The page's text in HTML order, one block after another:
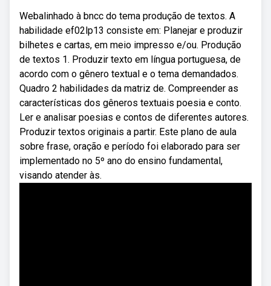
Webalinhado à bncc do tema produção de textos. A
habilidade ef02lp13 consiste em: Planejar e produzir
bilhetes e cartas, em meio impresso e/ou. Produção
de textos 1. Produzir texto em língua portuguesa, de
acordo com o gênero textual e o tema demandados.
Quadro 2 habilidades da matriz de. Compreender as
características dos gêneros textuais poesia e conto.
Ler e analisar poesias e contos de diferentes autores.
Produzir textos originais a partir. Este plano de aula
sobre frase, oração e período foi elaborado para ser
implementado no 5º ano do ensino fundamental,
visando atender às.